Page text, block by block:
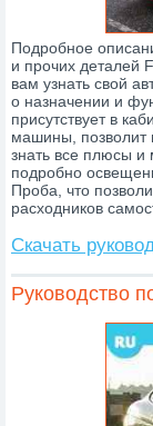
Подробное
и прочих деталей
вам узнать свой
о назначении и
присутствует в
машины, позволит
знать все плюсы и
подробно
Проба, что
расходников
Скачать
Руководство